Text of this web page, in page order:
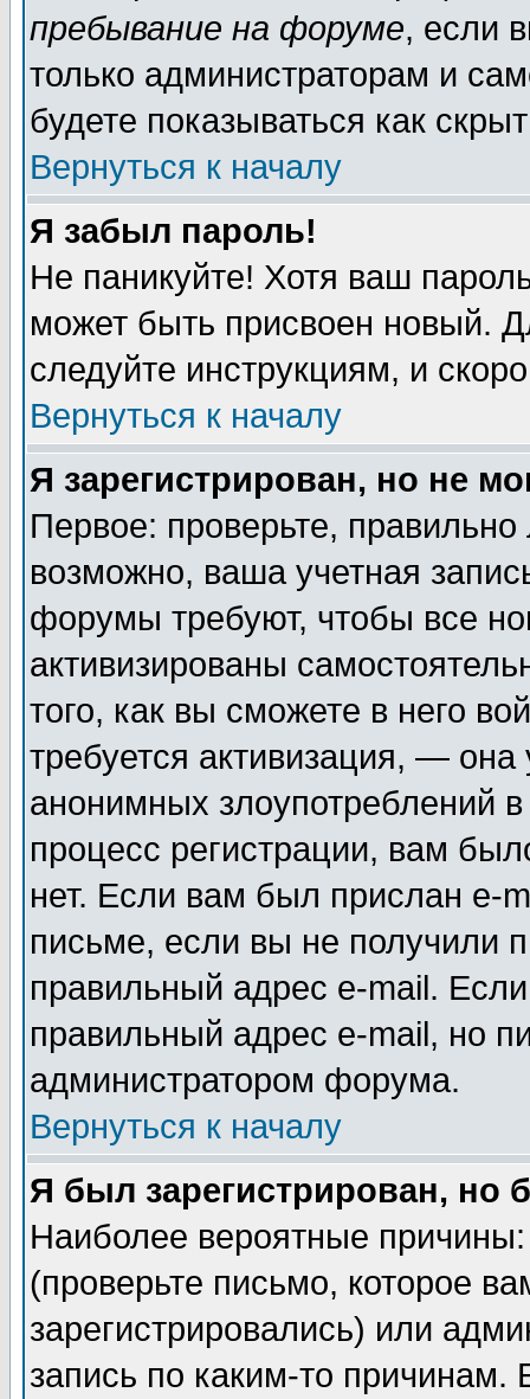
пребывание на форуме, если
только администраторам и
будете показываться как
Вернуться к началу
Я забыл пароль!
Не паникуйте! Хотя ваш
может быть присвоен новый.
следуйте инструкциям, и
Вернуться к началу
Я зарегистрирован, но не
Первое: проверьте,
возможно, ваша учетная
форумы требуют, чтобы все
активизированы
того, как вы сможете в него
требуется активизация, —
анонимных злоупотреблений
процесс регистрации, вам
нет. Если вам был прислан e-
письме, если вы не получили
правильный адрес e-mail.
правильный адрес e-mail, но
администратором форума.
Вернуться к началу
Я был зарегистрирован, но
Наиболее вероятные
(проверьте письмо, которое
зарегистрировались) или
запись по каким-то